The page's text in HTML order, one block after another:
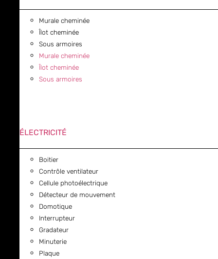
Murale cheminée
Îlot cheminée
Sous armoires
Murale cheminée
Îlot cheminée
Sous armoires
ÉLECTRICITÉ
Boitier
Contrôle ventilateur
Cellule photoélectrique
Détecteur de mouvement
Domotique
Interrupteur
Gradateur
Minuterie
Plaque